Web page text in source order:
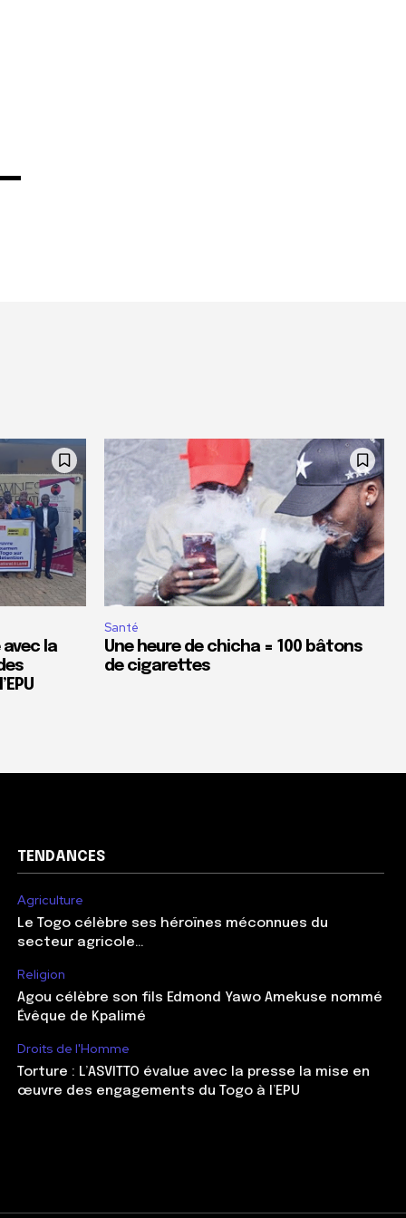
avec la
Santé
Une heure de chicha = 100 bâtons
de cigarettes
TENDANCES
Agriculture
Le Togo célèbre ses héroïnes méconnues du
secteur agricole…
Religion
Agou célèbre son fils Edmond Yawo Amekuse nommé
Évêque de Kpalimé
Droits de l'Homme
Torture : L’ASVITTO évalue avec la presse la mise en
œuvre des engagements du Togo à l’EPU